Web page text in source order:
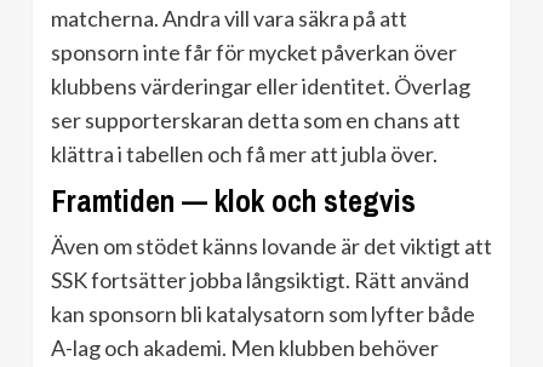
matcherna. Andra vill vara säkra på att
sponsorn inte får för mycket påverkan över
klubbens värderingar eller identitet. Överlag
ser supporterskaran detta som en chans att
klättra i tabellen och få mer att jubla över.
Framtiden — klok och stegvis
Även om stödet känns lovande är det viktigt att
SSK fortsätter jobba långsiktigt. Rätt använd
kan sponsorn bli katalysatorn som lyfter både
A-lag och akademi. Men klubben behöver